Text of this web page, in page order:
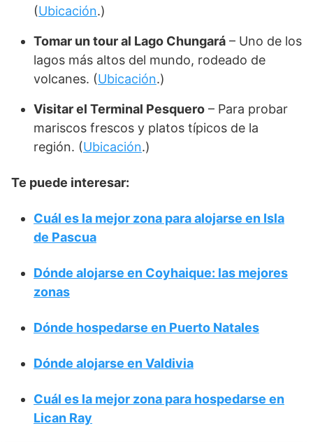
(Ubicación.)
Tomar un tour al Lago Chungará – Uno de los
lagos más altos del mundo, rodeado de
volcanes. (Ubicación.)
Visitar el Terminal Pesquero – Para probar
mariscos frescos y platos típicos de la
región. (Ubicación.)
Te puede interesar:
Cuál es la mejor zona para alojarse en Isla
de Pascua
Dónde alojarse en Coyhaique: las mejores
zonas
Dónde hospedarse en Puerto Natales
Dónde alojarse en Valdivia
Cuál es la mejor zona para hospedarse en
Lican Ray